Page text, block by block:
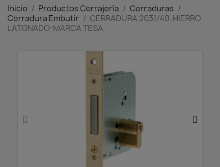
Inicio Productos Cerrajería
Cerraduras
Cerradura Embutir
CERRADURA 2031/40. HIERRO
LATONADO-MARCA TESA